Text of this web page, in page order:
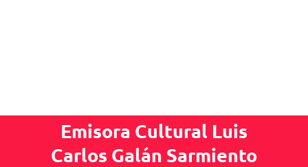
Emisora Cultural Luis
Carlos Galán Sarmiento